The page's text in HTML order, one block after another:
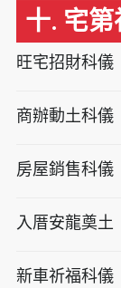
十. 宅
旺宅招財科儀
商辦動土科儀
房屋銷售科儀
入厝安龍奠土
新車祈福科儀